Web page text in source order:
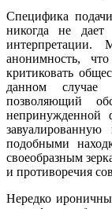
Специфика
никогда не дает
интерпретации.
анонимность,
критиковать
данном случае
позволяющий
непринужденной
подобными
своеобразным
и противоречия
Нередко